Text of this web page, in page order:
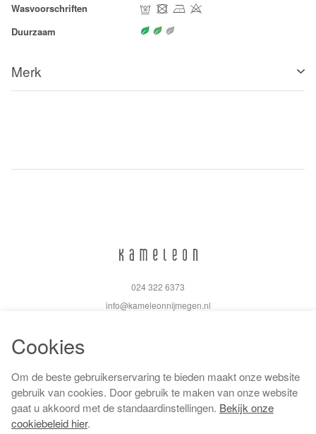
Wasvoorschriften
Duurzaam
Merk
024 322 6373
info@kameleonnijmegen.nl
Algemene voorwaarden
Privacy policy
Cookiebeleid
Cookies
Om de beste gebruikerservaring te bieden maakt onze website
gebruik van cookies. Door gebruik te maken van onze website
gaat u akkoord met de standaardinstellingen. Bekijk onze
cookiebeleid hier.